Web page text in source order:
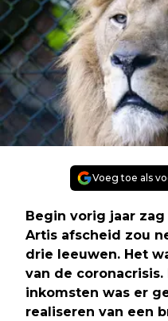
Voeg toe als
Begin vorig jaar
Artis afscheid zou
drie leeuwen. Het
van de coronacrisis.
inkomsten was er
realiseren van een